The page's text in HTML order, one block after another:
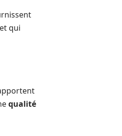
qui
qualité